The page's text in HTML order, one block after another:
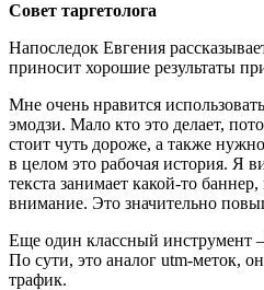
Совет таргетолога
Напоследок Евгения
приносит хорошие результаты
Мне очень нравится
эмодзи. Мало кто это делает,
стоит чуть дороже, а также
в целом это рабочая история. Я
текста занимает какой-то
внимание. Это значительно
Еще один классный инструмент
По сути, это аналог utm-меток,
трафик.